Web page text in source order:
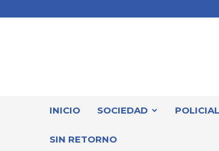
INICIO SOCIEDAD
SIN RETORNO